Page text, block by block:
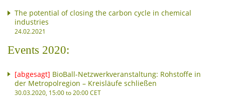
The potential of closing the carbon cycle in chemical
industries
24.02.2021
Events 2020:
[abgesagt] BioBall-Netzwerkveranstaltung: Rohstoffe in
der Metropolregion – Kreisläufe schließen
30.03.2020, 15:00 to 20:00 CET